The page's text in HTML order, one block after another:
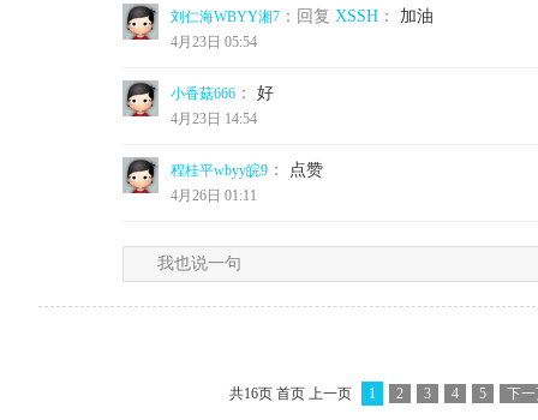
刘仁海WBYY湘7 ：回复 XSSH ： 加油
4月23日 05:54
小香菇666 ： 好
4月23日 14:54
程桂平wbyy皖9 ： 点赞
4月26日 01:11
我也说一句
共16页 首页 上一页 1 2 3 4 5 下